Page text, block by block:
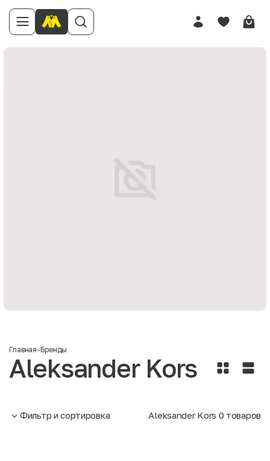
Главная-Бренды
Aleksander Kors
Фильтр и сортировка Aleksander Kors 0 товаров